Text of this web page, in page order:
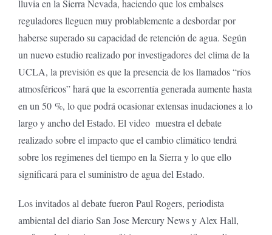
lluvia en la Sierra Nevada, haciendo que los embalses
reguladores lleguen muy problablemente a desbordar por
haberse superado su capacidad de retención de agua. Según
un nuevo estudio realizado por investigadores del clima de la
UCLA, la previsión es que la presencia de los llamados “ríos
atmosféricos” hará que la escorrentía generada aumente hasta
en un 50 %, lo que podrá ocasionar extensas inudaciones a lo
largo y ancho del Estado. El video muestra el debate
realizado sobre el impacto que el cambio climático tendrá
sobre los regimenes del tiempo en la Sierra y lo que ello
significará para el suministro de agua del Estado.
Los invitados al debate fueron Paul Rogers, periodista
ambiental del diario San Jose Mercury News y Alex Hall,